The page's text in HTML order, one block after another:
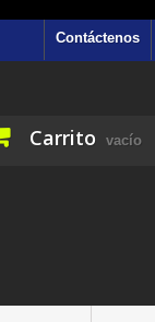
Contáctenos
Carrito vacío